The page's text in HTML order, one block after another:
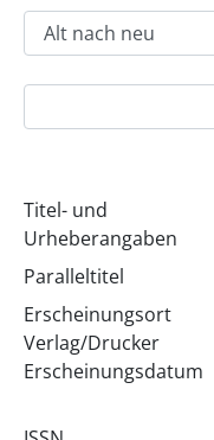
Titel- und
Urheberangaben
Paralleltitel
Erscheinungsort
Verlag/Drucker
Erscheinungsdatum